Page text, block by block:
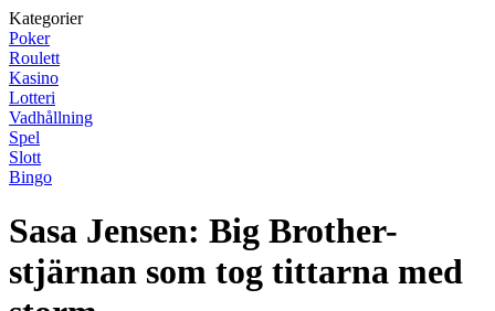
Kategorier
Poker
Roulett
Kasino
Lotteri
Vadhållning
Spel
Slott
Bingo
Sasa Jensen: Big Brother-
stjärnan som tog tittarna med